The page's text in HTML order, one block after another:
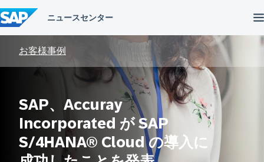
ン
テ
ン
お客様事例
SAP、Accuray
Incorporated が SAP
S/4HANA® Cloud の導入に